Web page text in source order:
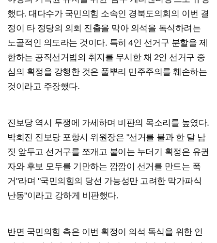
했다. 대다수가 국민의힘 소속인 경북도의회의 이번 결
정이 타 정당의 의회 진출을 막아 의석을 독식하려는
노골적인 의도라는 것이다. 특히 4인 선거구 분할을 제
한하는 공직선거법의 취지를 무시한 채 2인 선거구 중
심의 획정을 강행한 것은 풀뿌리 민주주의를 훼손하는
것이라고 주장했다.
진보당 역시 투쟁에 가세하며 비판의 목소리를 높였다.
박희진 진보당 포항시 위원장은 "선거를 불과 한 달 남
짓 앞두고 선거구를 쪼개고 붙이는 누더기 획정은 유권
자와 후보 모두를 기만하는 깜깜이 선거를 만드는 폭
거"라며 "국민의힘의 당선 가능성만 고려한 막가파식
난동"이라고 강하게 비판했다.
반면 국민의힘 측은 이번 획정이 의석 독식을 위한 인